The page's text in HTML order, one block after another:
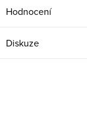
Hodnocení
Diskuze